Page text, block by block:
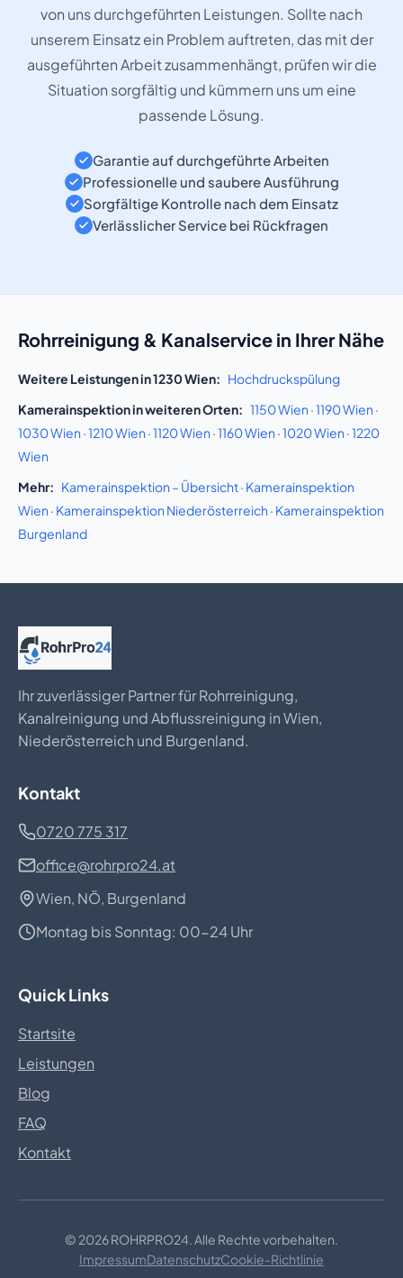
von uns durchgeführten Leistungen. Sollte nach
unserem Einsatz ein Problem auftreten, das mit der
ausgeführten Arbeit zusammenhängt, prüfen wir die
Situation sorgfältig und kümmern uns um eine
passende Lösung.
Garantie auf durchgeführte Arbeiten
Professionelle und saubere Ausführung
Sorgfältige Kontrolle nach dem Einsatz
Verlässlicher Service bei Rückfragen
Rohrreinigung & Kanalservice in Ihrer Nähe
Weitere Leistungen in 1230 Wien: Hochdruckspülung
Kamerainspektion in weiteren Orten: 1150 Wien ·1190 Wien ·
1030 Wien ·1210 Wien ·1120 Wien ·1160 Wien ·1020 Wien ·1220
Wien
Mehr: Kamerainspektion – Übersicht· Kamerainspektion
Wien · Kamerainspektion Niederösterreich · Kamerainspektion
Burgenland
Ihr zuverlässiger Partner für Rohrreinigung,
Kanalreinigung und Abflussreinigung in Wien,
Niederösterreich und Burgenland.
Kontakt
0720 775 317
office@rohrpro24.at
Wien, NÖ, Burgenland
Montag bis Sonntag: 00-24 Uhr
Quick Links
Startsite
Leistungen
Blog
FAQ
Kontakt
© 2026 ROHRPRO24. Alle Rechte vorbehalten.
ImpressumDatenschutzCookie-Richtlinie